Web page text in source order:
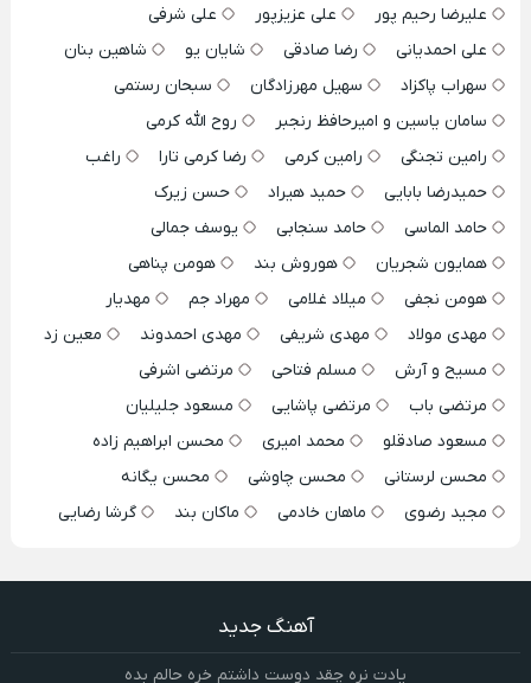
علیرضا رحیم پور
علی عزیزپور
علی شرفی
علی احمدیانی
رضا صادقی شایان یو
شاهین بنان
سهراب پاکزاد
سهیل مهرزادگان
سبحان رستمی
سامان یاسین و امیرحافظ رنجبر
روح الله کرمی
رامین تجنگی
رامین کرمی رضا کرمی تارا
راغب
حمیدرضا بابایی
حمید هیراد
حسن زیرک
حامد الماسی
حامد سنجابی
یوسف جمالی
همایون شجریان
هوروش بند
هومن پناهی
هومن نجفی
میلاد غلامی مهراد جم
مهدیار
مهدی مولاد
مهدی شریفی مهدی احمدوند
معین زد
مسیح و آرش
مسلم فتاحی
مرتضی اشرفی
مرتضی باب
مرتضی پاشایی
مسعود جلیلیان
مسعود صادقلو
محمد امیری
محسن ابراهیم زاده
محسن لرستانی
محسن چاوشی
محسن یگانه
مجید رضوی
ماهان خادمی ماکان بند گرشا رضایی
آهنگ جدید
یادت نره چقد دوست داشتم خره حالم بده